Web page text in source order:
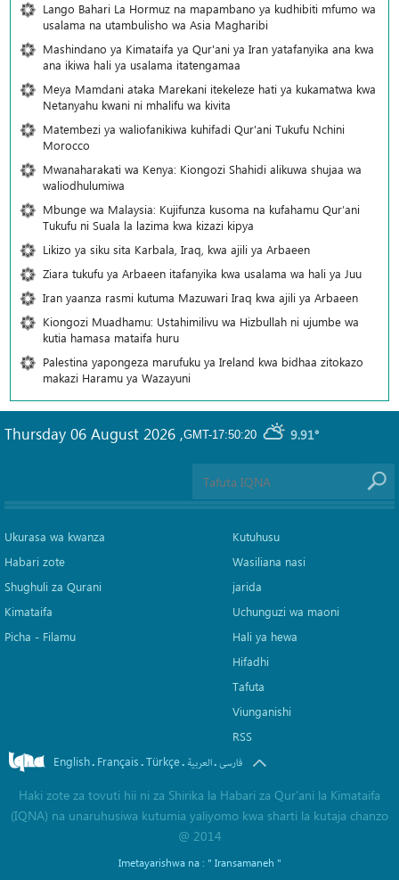
Lango Bahari La Hormuz na mapambano ya kudhibiti mfumo wa
usalama na utambulisho wa Asia Magharibi
Mashindano ya Kimataifa ya Qur'ani ya Iran yatafanyika ana kwa
ana ikiwa hali ya usalama itatengamaa
Meya Mamdani ataka Marekani itekeleze hati ya kukamatwa kwa
Netanyahu kwani ni mhalifu wa kivita
Matembezi ya waliofanikiwa kuhifadi Qur'ani Tukufu Nchini
Morocco
Mwanaharakati wa Kenya: Kiongozi Shahidi alikuwa shujaa wa
waliodhulumiwa
Mbunge wa Malaysia: Kujifunza kusoma na kufahamu Qur’ani
Tukufu ni Suala la lazima kwa kizazi kipya
Likizo ya siku sita Karbala, Iraq, kwa ajili ya Arbaeen
Ziara tukufu ya Arbaeen itafanyika kwa usalama wa hali ya Juu
Iran yaanza rasmi kutuma Mazuwari Iraq kwa ajili ya Arbaeen
Kiongozi Muadhamu: Ustahimilivu wa Hizbullah ni ujumbe wa
kutia hamasa mataifa huru
Palestina yapongeza marufuku ya Ireland kwa bidhaa zitokazo
makazi Haramu ya Wazayuni
GMT-17:50:20 9.91°
Thursday 06 August 2026 ,
Ukurasa wa kwanza
Habari zote
Shughuli za Qurani
Kimataifa
Picha‎ - Filamu‎
Kutuhusu
Wasiliana nasi
jarida
Uchunguzi wa maoni
Hali ya hewa
Hifadhi
Tafuta
Viunganishi
RSS
English. Français.Türkçe. العربیة.فارسی
Haki zote za tovuti hii ni za Shirika la Habari za Qur'ani la Kimataifa
(IQNA) na unaruhusiwa kutumia yaliyomo kwa sharti la kutaja chanzo
@ 2014
Imetayarishwa na : " Iransamaneh "